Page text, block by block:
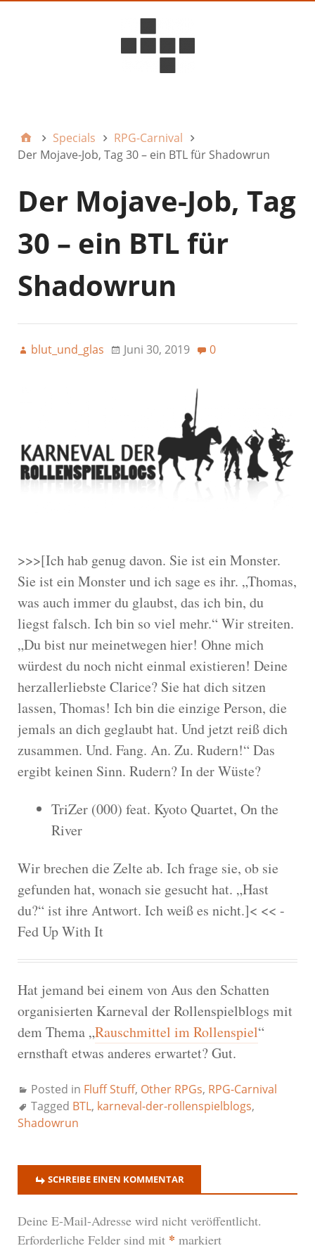
Specials
RPG-Carnival
Der Mojave-Job, Tag 30 – ein BTL für Shadowrun
Der Mojave-Job, Tag
30 – ein BTL für
Shadowrun
blut_und_glas Juni 30, 2019 0
>>>[Ich hab genug davon. Sie ist ein Monster.
Sie ist ein Monster und ich sage es ihr. „Thomas,
was auch immer du glaubst, das ich bin, du
liegst falsch. Ich bin so viel mehr.“ Wir streiten.
„Du bist nur meinetwegen hier! Ohne mich
würdest du noch nicht einmal existieren! Deine
herzallerliebste Clarice? Sie hat dich sitzen
lassen, Thomas! Ich bin die einzige Person, die
jemals an dich geglaubt hat. Und jetzt reiß dich
zusammen. Und. Fang. An. Zu. Rudern!“ Das
ergibt keinen Sinn. Rudern? In der Wüste?
TriZer (000) feat. Kyoto Quartet, On the
River
Wir brechen die Zelte ab. Ich frage sie, ob sie
gefunden hat, wonach sie gesucht hat. „Hast
du?“ ist ihre Antwort. Ich weiß es nicht.]< << -
Fed Up With It
Hat jemand bei einem von Aus den Schatten
organisierten Karneval der Rollenspielblogs mit
dem Thema „Rauschmittel im Rollenspiel“
ernsthaft etwas anderes erwartet? Gut.
Posted in Fluff Stuff, Other RPGs, RPG-Carnival
Tagged BTL, karneval-der-rollenspielblogs,
Shadowrun
SCHREIBE EINEN KOMMENTAR
Deine E-Mail-Adresse wird nicht veröffentlicht.
Erforderliche Felder sind mit * markiert